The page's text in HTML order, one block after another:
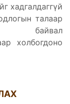
хадгалдаггүй
талаар
холбогдоно